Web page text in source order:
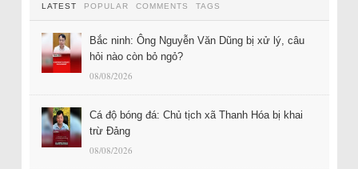
LATEST POPULAR COMMENTS TAGS
Bắc ninh: Ông Nguyễn Văn Dũng bị xử lý, câu
hỏi nào còn bỏ ngỏ?
08/08/2026
Cá độ bóng đá: Chủ tịch xã Thanh Hóa bị khai
trừ Đảng
08/08/2026